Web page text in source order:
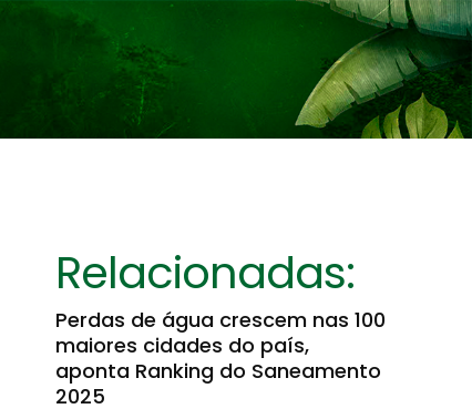
Relacionadas:
Perdas de água crescem nas 100
maiores cidades do país,
aponta Ranking do Saneamento
2025